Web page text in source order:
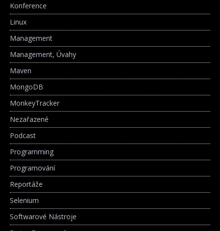
Konference
Linux
Management
Management, Úvahy
Maven
MongoDB
MonkeyTracker
Nezařazené
Podcast
Programming
Programování
Reportáže
Selenium
Softwarové Nástroje